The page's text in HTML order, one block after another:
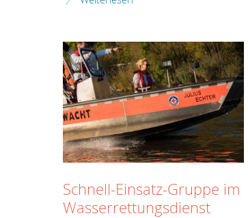
Schnell-Einsatz-Gruppe im
Wasserrettungsdienst